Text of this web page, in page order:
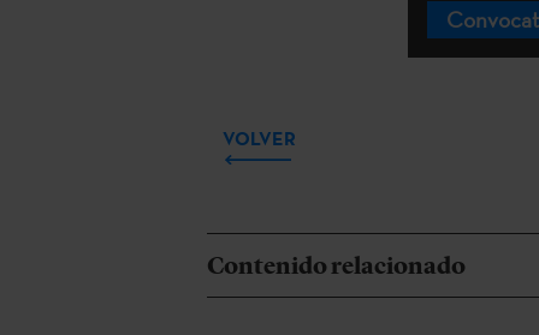
VOLVER
Contenido relacionado